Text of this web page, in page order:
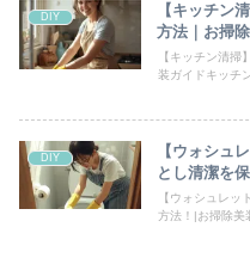
DIY
【キッチン
方法｜お掃
【キッチン清掃
装ガイドキッチ
DIY
【ウォシュ
とし清潔を
【ウォシュレッ
方法！|お掃除美